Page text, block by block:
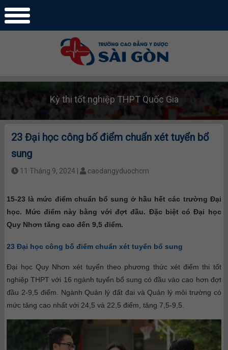
Kỳ thi tốt nghiệp THPT Quốc Gia
23 Đại học công bố điểm chuẩn xét tuyển bổ
sung
11 Tháng 9, 2024 | caodangyduochcm
15-23 là mức điểm chuẩn bổ sung ở hầu hết các trường Đại
học. Mức điểm này bằng với đợt đầu. Đặc biệt có Đại học
Quy Nhơn tăng cao đến 9,5 điểm.
23 Đại học công bố điểm chuẩn xét tuyển bổ sung
Đại học Quy Nhơn xét tuyển theo phương thức xét điểm thi tốt
nghiệp THPT với 16 ngành tuyển bổ sung có đầu vào cao hơn đợt
đầu 2-9,5 điểm. Ngành Quản lý đất đai và Quản lý môi trường có
mức tăng cao nhất với 24,5 và 22,5 điểm, tăng 7,5-9,5.